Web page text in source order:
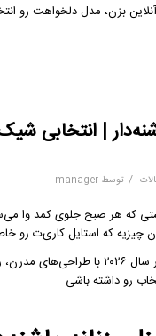
بزن، مدل دلخواهت رو
| انتخابی
/ توسط manager
که هر صبح جلوی کمد وا
چیزیه که استایل کاری‌ت رو
و قابلیت
رو داشته باشی.